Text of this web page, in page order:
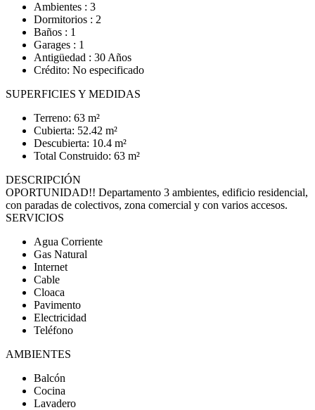
Ambientes : 3
Dormitorios : 2
Baños : 1
Garages : 1
Antigüedad : 30 Años
Crédito: No especificado
SUPERFICIES Y MEDIDAS
Terreno: 63 m²
Cubierta: 52.42 m²
Descubierta: 10.4 m²
Total Construido: 63 m²
DESCRIPCIÓN
OPORTUNIDAD!! Departamento 3 ambientes, edificio residencial,
con paradas de colectivos, zona comercial y con varios accesos.
SERVICIOS
Agua Corriente
Gas Natural
Internet
Cable
Cloaca
Pavimento
Electricidad
Teléfono
AMBIENTES
Balcón
Cocina
Lavadero